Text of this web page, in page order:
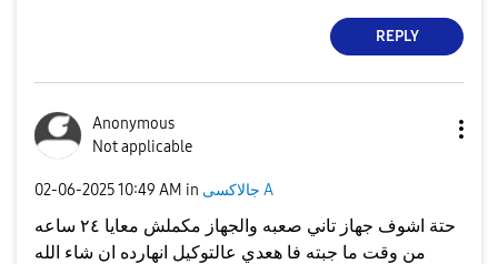
REPLY
Anonymous
Not applicable
‎02-06-202510:49 AM in جالاكسى A
حتة اشوف جهاز تاني صعبه والجهاز مكملش معايا ٢٤ ساعه
من وقت ما جبته فا هعدي عالتوكيل انهارده ان شاء الله